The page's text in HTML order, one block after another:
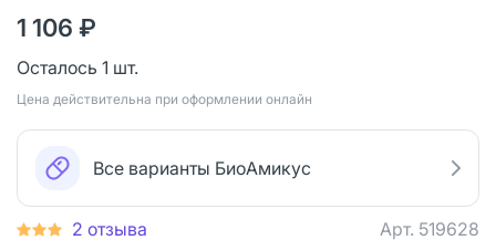
1 106 ₽
Осталось 1 шт.
Цена действительна при оформлении онлайн
Все варианты БиоАмикус
2 отзыва Арт. 519628